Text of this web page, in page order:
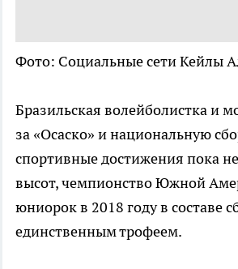
Фото: Социальные сети Кейлы
Бразильская волейболистка и
за «Осаско» и национальную
спортивные достижения пока
высот, чемпионство Южной
юниорок в 2018 году в составе
единственным трофеем.